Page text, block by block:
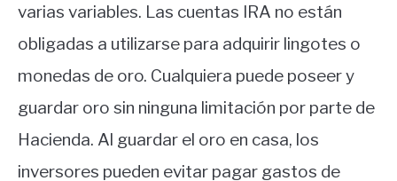
varias variables. Las cuentas IRA no están
obligadas a utilizarse para adquirir lingotes o
monedas de oro. Cualquiera puede poseer y
guardar oro sin ninguna limitación por parte de
Hacienda. Al guardar el oro en casa, los
inversores pueden evitar pagar gastos de